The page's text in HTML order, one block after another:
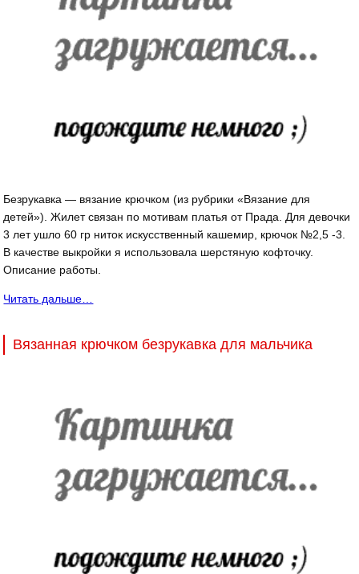
Безрукавка — вязание крючком (из рубрики «Вязание для
детей»). Жилет связан по мотивам платья от Прада. Для девочки
3 лет ушло 60 гр ниток искусственный кашемир, крючок №2,5 -3.
В качестве выкройки я использовала шерстяную кофточку.
Описание работы.
Читать дальше…
Вязанная крючком безрукавка для мальчика